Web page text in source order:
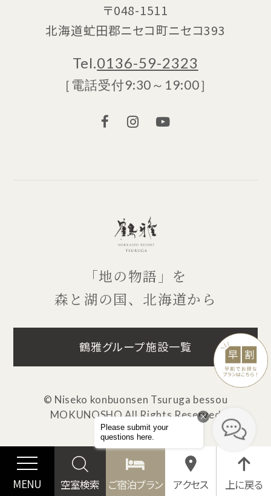
〒048-1511
北海道虻田郡ニセコ町ニセコ393
Tel.0136-59-2323
［電話受付9:30～19:00］
「地の物語」を
森と湖の国、北海道から
鶴雅グループ施設一覧
© Niseko konbuonsen Tsuruga bessou
MOKUNOSHOAll Rights Reserved
MENU 空室検索 ご宿泊プラン アクセス 上に戻る